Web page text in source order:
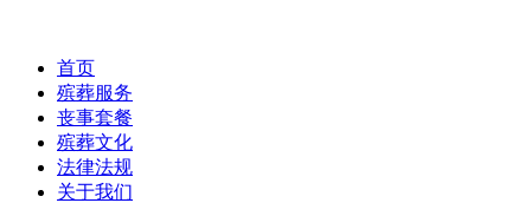
首页
殡葬服务
丧事套餐
殡葬文化
法律法规
关于我们